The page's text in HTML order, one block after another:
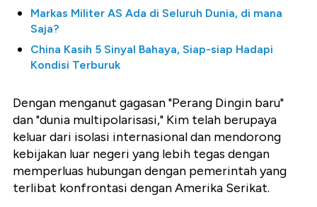
Markas Militer AS Ada di Seluruh Dunia, di mana
Saja?
China Kasih 5 Sinyal Bahaya, Siap-siap Hadapi
Kondisi Terburuk
Dengan menganut gagasan "Perang Dingin baru"
dan "dunia multipolarisasi," Kim telah berupaya
keluar dari isolasi internasional dan mendorong
kebijakan luar negeri yang lebih tegas dengan
memperluas hubungan dengan pemerintah yang
terlibat konfrontasi dengan Amerika Serikat.